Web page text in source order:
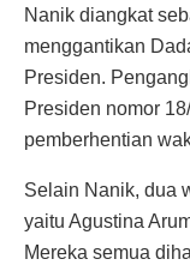
Nanik diangkat
menggantikan
Presiden.
Presiden nomor
pemberhentian
Selain Nanik, dua
yaitu Agustina
Mereka semua